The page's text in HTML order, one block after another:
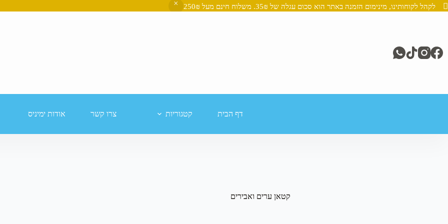
לקהל לקוחותינו, מינימום הזמנה באתר הוא סכום עגלה של 35₪. משלוח חינם מעל 250₪
דף הבית קטגוריות צרו קשר אודות ימיניס
קטאן ערים ואבירים